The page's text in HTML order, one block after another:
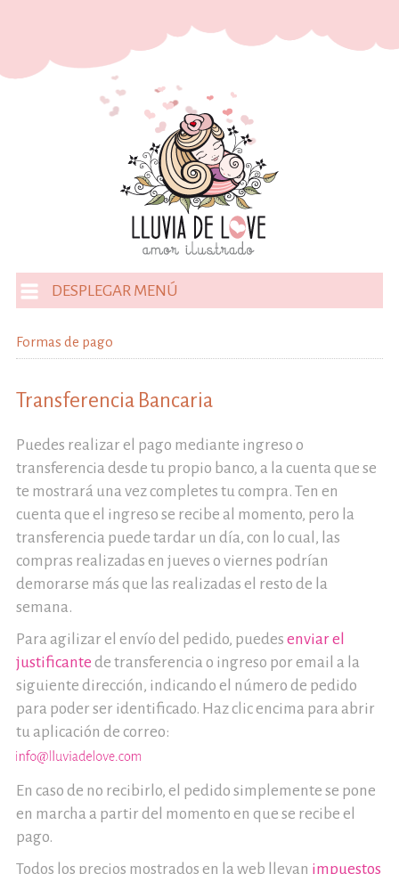
DESPLEGAR MENÚ
Formas de pago
Transferencia Bancaria
Puedes realizar el pago mediante ingreso o
transferencia desde tu propio banco, a la cuenta que se
te mostrará una vez completes tu compra. Ten en
cuenta que el ingreso se recibe al momento, pero la
transferencia puede tardar un día, con lo cual, las
compras realizadas en jueves o viernes podrían
demorarse más que las realizadas el resto de la
semana.
Para agilizar el envío del pedido, puedes enviar el
justificante de transferencia o ingreso por email a la
siguiente dirección, indicando el número de pedido
para poder ser identificado. Haz clic encima para abrir
tu aplicación de correo:
En caso de no recibirlo, el pedido simplemente se pone
en marcha a partir del momento en que se recibe el
pago.
Todos los precios mostrados en la web llevan impuestos